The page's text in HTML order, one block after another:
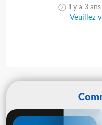
il y a 3
Veuillez